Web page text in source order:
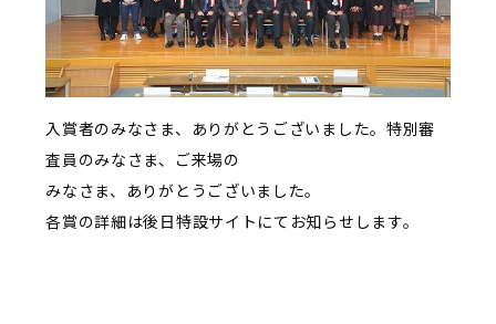
入賞者のみなさま、ありがとうございました。特別審
査員のみなさま、ご来場の
みなさま、ありがとうございました。
各賞の詳細は後日特設サイトにてお知らせします。